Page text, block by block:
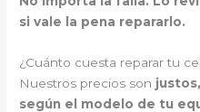
si vale la pena repararlo.
¿Cuánto cuesta reparar tu
Nuestros precios son
según el modelo de tu